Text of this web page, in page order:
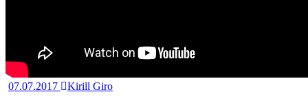
07.07.2017
Kirill Giro